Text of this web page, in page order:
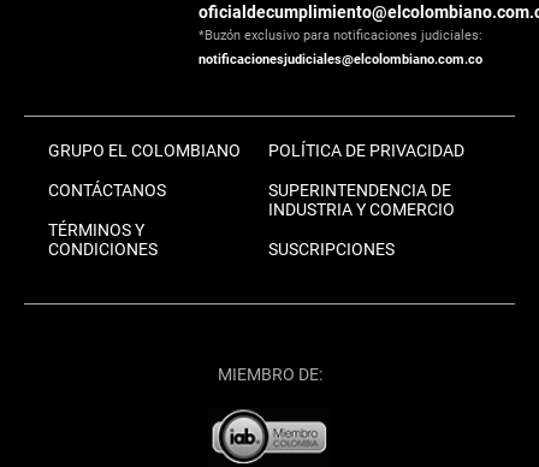
*Buzón exclusivo para notificaciones judiciales:
notificacionesjudiciales@elcolombiano.com.co
GRUPO EL COLOMBIANO
CONTÁCTANOS
TÉRMINOS Y
CONDICIONES
POLÍTICA DE PRIVACIDAD
SUPERINTENDENCIA DE
INDUSTRIA Y COMERCIO
SUSCRIPCIONES
MIEMBRO DE: